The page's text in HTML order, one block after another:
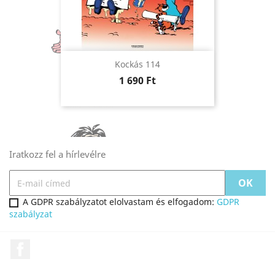
Kockás 114
Ár
1 690 Ft
Iratkozz fel a hírlevélre
A GDPR szabályzatot elolvastam és elfogadom: GDPR
szabályzat